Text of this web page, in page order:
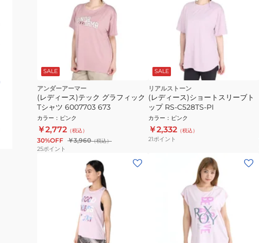
SALE
アンダーアーマー
(レディース)テック グラフィック
Tシャツ 6007703 673
カラー ： ピンク
￥2,772 （税込）
30%OFF ￥3,960（税込）
25ポイント
SALE
リアルストーン
(レディース)ショートスリーブト
ップ RS-C528TS-PI
カラー ： ピンク
￥2,332 （税込）
21ポイント